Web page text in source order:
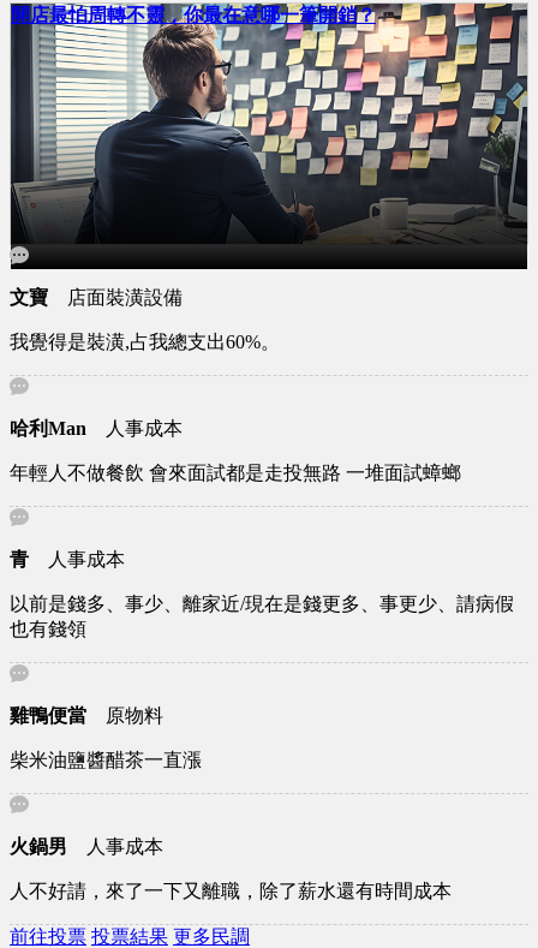
開店最怕周轉不靈，你最在意哪一筆開銷？
文寶 店面裝潢設備
我覺得是裝潢,占我總支出60%。
哈利Man 人事成本
年輕人不做餐飲 會來面試都是走投無路 一堆面試蟑螂
青 人事成本
以前是錢多、事少、離家近/現在是錢更多、事更少、請病假
也有錢領
雞鴨便當 原物料
柴米油鹽醬醋茶一直漲
火鍋男 人事成本
人不好請，來了一下又離職，除了薪水還有時間成本
前往投票 投票結果 更多民調